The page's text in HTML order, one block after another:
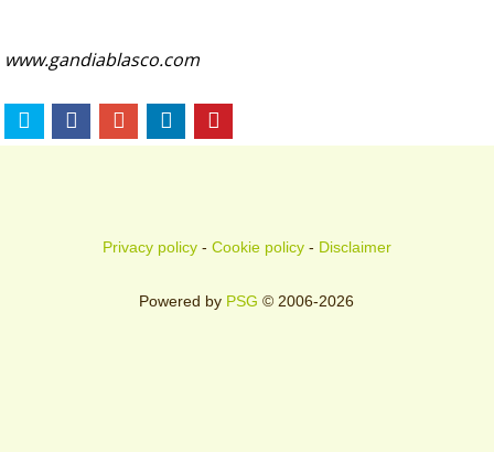
www.gandiablasco.com
Privacy policy- Cookie policy- Disclaimer
Powered by PSG © 2006-2026